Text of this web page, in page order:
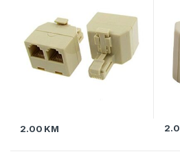
2.00 KM